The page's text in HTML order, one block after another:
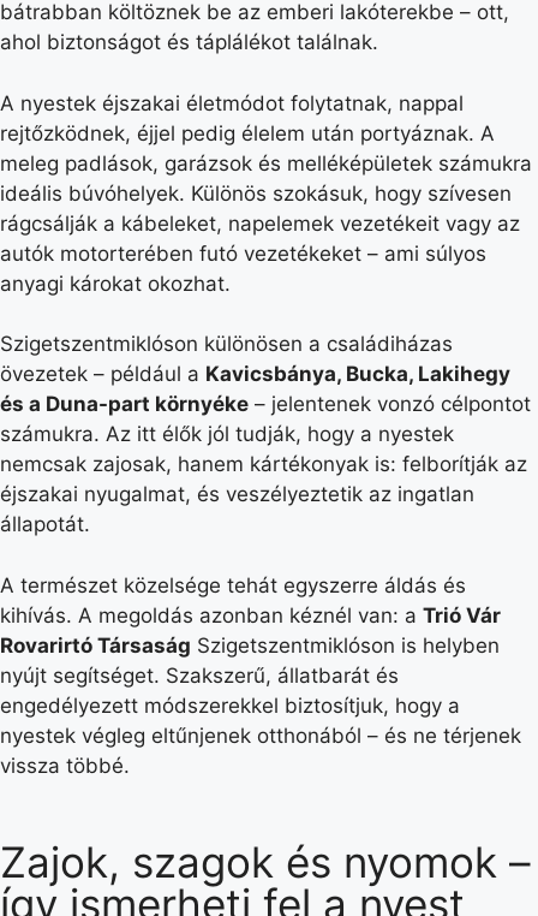
bátrabban költöznek be az emberi lakóterekbe – ott,
ahol biztonságot és táplálékot találnak.
A nyestek éjszakai életmódot folytatnak, nappal
rejtőzködnek, éjjel pedig élelem után portyáznak. A
meleg padlások, garázsok és melléképületek számukra
ideális búvóhelyek. Különös szokásuk, hogy szívesen
rágcsálják a kábeleket, napelemek vezetékeit vagy az
autók motorterében futó vezetékeket – ami súlyos
anyagi károkat okozhat.
Szigetszentmiklóson különösen a családiházas
övezetek – például a Kavicsbánya, Bucka, Lakihegy
és a Duna-part környéke – jelentenek vonzó célpontot
számukra. Az itt élők jól tudják, hogy a nyestek
nemcsak zajosak, hanem kártékonyak is: felborítják az
éjszakai nyugalmat, és veszélyeztetik az ingatlan
állapotát.
A természet közelsége tehát egyszerre áldás és
kihívás. A megoldás azonban kéznél van: a Trió Vár
Rovarirtó Társaság Szigetszentmiklóson is helyben
nyújt segítséget. Szakszerű, állatbarát és
engedélyezett módszerekkel biztosítjuk, hogy a
nyestek végleg eltűnjenek otthonából – és ne térjenek
vissza többé.
Zajok, szagok és nyomok –
így ismerheti fel a nyest